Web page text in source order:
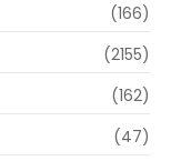
(166)
(2155)
(162)
(47)